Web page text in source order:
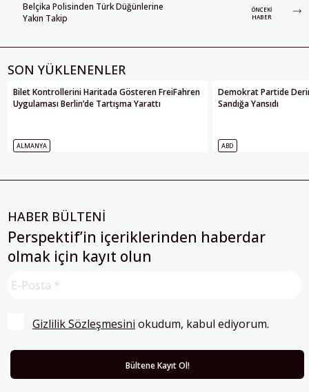
Belçika Polisinden Türk Düğünlerine
Yakın Takip
ÖNCEKI
HABER
SON YÜKLENENLER
Bilet Kontrollerini Haritada Gösteren FreiFahren
Uygulaması Berlin’de Tartışma Yarattı
ALMANYA
Demokrat Partide
Sandığa Yansıdı
ABD
HABER BÜLTENİ
Perspektif’in içeriklerinden haberdar
olmak için kayıt olun
Gizlilik Sözleşmesini okudum, kabul ediyorum.